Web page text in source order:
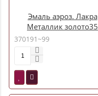
Эмаль аэроз. Лакра
Металлик золото35
370191~99